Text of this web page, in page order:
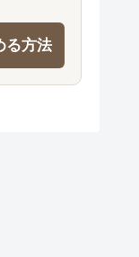
る方法